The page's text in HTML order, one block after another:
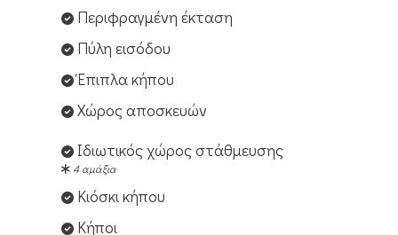
Περιφραγμένη έκταση
Πύλη εισόδου
Έπιπλα κήπου
Χώρος αποσκευών
Ιδιωτικός χώρος στάθμευσης
4 αμάξια
Κιόσκι κήπου
Κήποι